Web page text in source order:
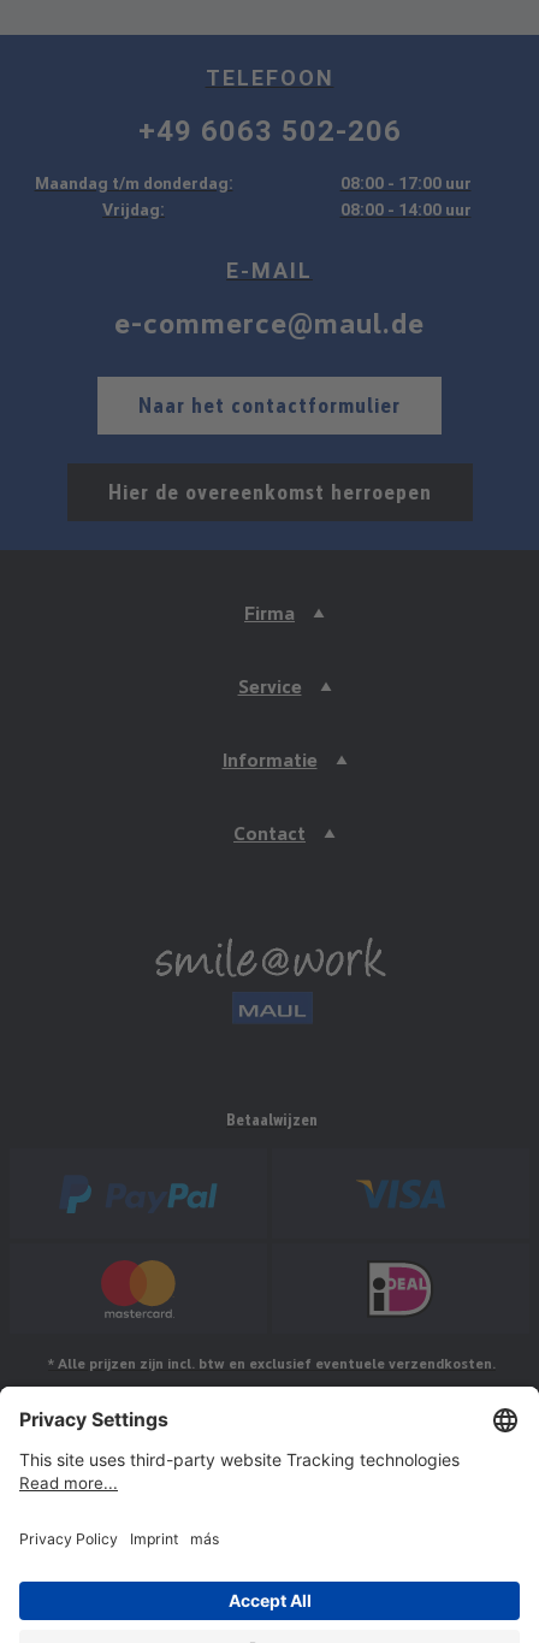
TELEFOON
+49 6063 502-206
Maandag t/m donderdag:
08:00 - 17:00 uur
Vrijdag:
08:00 - 14:00 uur
E-MAIL
e-commerce@maul.de
Naar het contactformulier
Hier de overeenkomst herroepen
Firma
Service
Informatie
Contact
Betaalwijzen
* Alle prijzen zijn incl. btw en exclusief eventuele verzendkosten.
© Jakob Maul GmbH,
Jakob-Maul-Str. 17, 64732 Bad König, Duitsland